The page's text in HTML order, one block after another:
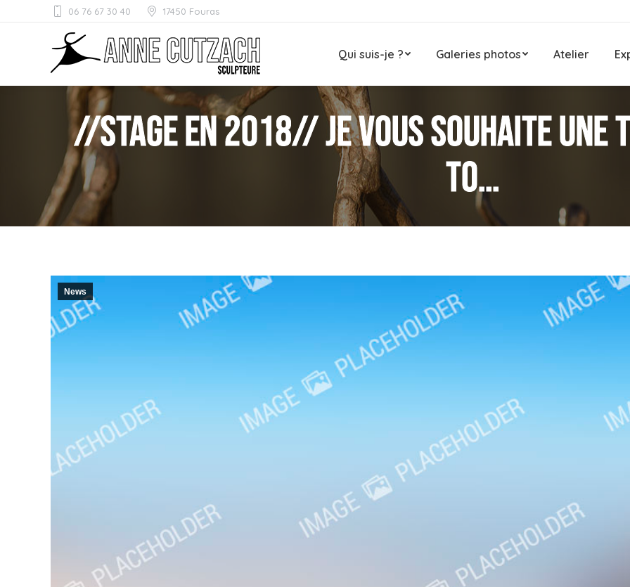
06 76 67 30 40 17450 Fouras
Qui suis-je ? Galeries photos Atelier
//STAGE EN 2018// Je vous souhaite
to…
News